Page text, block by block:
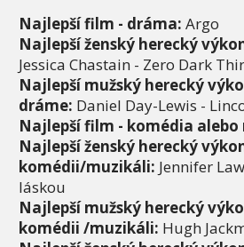
Najlepší film - dráma: Argo
Najlepší ženský herecký
Jessica Chastain - Zero Dark
Najlepší mužský herecký
dráme: Daniel Day-Lewis -
Najlepší film - komédia alebo
Najlepší ženský herecký
komédii/muzikáli: Jennifer
láskou
Najlepší mužský herecký
komédii /muzikáli: Hugh